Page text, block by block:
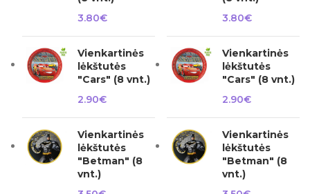
3.80€
Vienkartinės
lėkštutės
"Cars" (8 vnt.)
2.90€
Vienkartinės
lėkštutės
"Betman" (8
vnt.)
3.80€
Vienkartinės
lėkštutės
"Cars" (8 vnt.)
2.90€
Vienkartinės
lėkštutės
"Betman" (8
vnt.)